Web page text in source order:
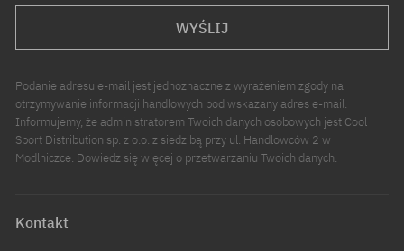
WYŚLIJ
Podanie adresu e-mail jest jednoznaczne z wyrażeniem zgody na
otrzymywanie informacji handlowych pod wskazany adres e-mail.
Informujemy, że administratorem Twoich danych osobowych jest Cool
Sport Distribution sp. z o.o. z siedzibą przy ul. Handlowców 2 w
Modlniczce. Dowiedz się więcej o przetwarzaniu Twoich danych.
Kontakt